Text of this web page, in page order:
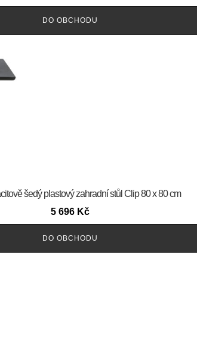
DO OBCHODU
šedý plastový zahradní stůl Clip 80 x 80 cm
5 696 Kč
DO OBCHODU